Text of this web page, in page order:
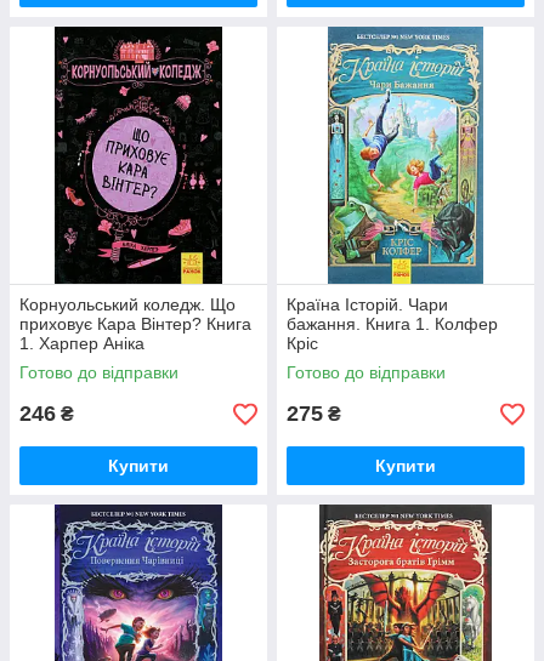
Корнуольський коледж. Що
приховує Кара Вінтер? Книга
1. Харпер Аніка
Готово до відправки
246 ₴
Купити
Країна Історій. Чари
бажання. Книга 1. Колфер
Кріс
Готово до відправки
275 ₴
Купити